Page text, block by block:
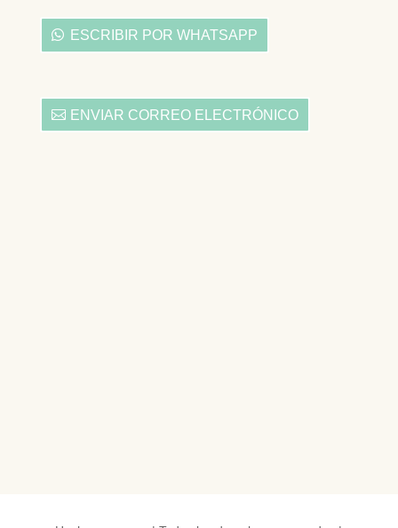
ESCRIBIR POR WHATSAPP
ENVIAR CORREO ELECTRÓNICO